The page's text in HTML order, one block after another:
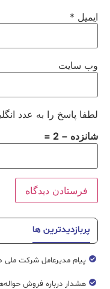
ایمیل *
وب‌ سایت
لطفا پاسخ را به عدد
شانزده − 2 =
پربازدیدترین ها
پیام مدیرعامل شرکت ملی
هشدار درباره فروش